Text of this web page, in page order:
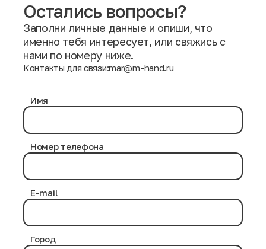
Остались вопросы?
Заполни личные данные и опиши, что
именно тебя интересует, или свяжись с
нами по номеру ниже.
Контакты для связи:mar@m-hand.ru
Имя
Номер телефона
E-mail
Город